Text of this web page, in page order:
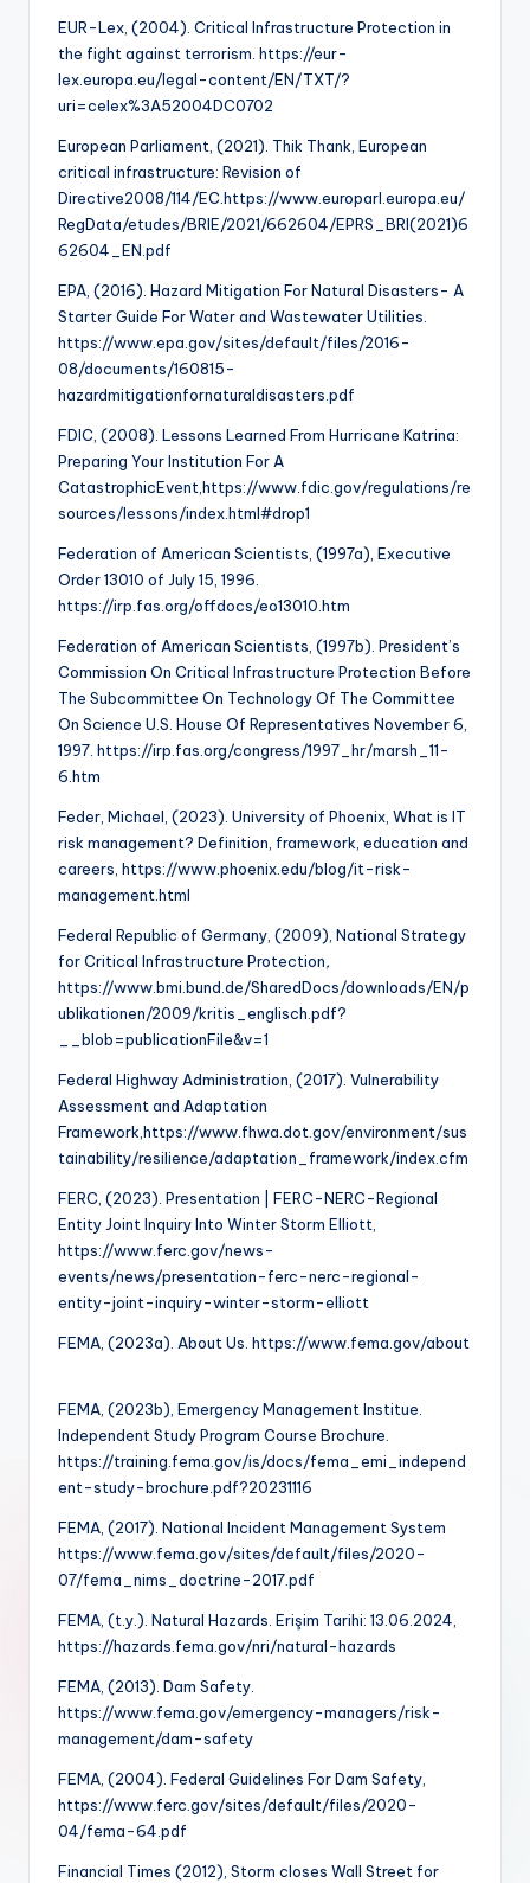
EUR-Lex, (2004). Critical Infrastructure Protection in
the fight against terrorism. https://eur-
lex.europa.eu/legal-content/EN/TXT/?
uri=celex%3A52004DC0702
European Parliament, (2021). Thik Thank, European
critical infrastructure: Revision of
Directive2008/114/EC.https://www.europarl.europa.eu/
RegData/etudes/BRIE/2021/662604/EPRS_BRI(2021)6
62604_EN.pdf
EPA, (2016). Hazard Mitigation For Natural Disasters- A
Starter Guide For Water and Wastewater Utilities.
https://www.epa.gov/sites/default/files/2016-
08/documents/160815-
hazardmitigationfornaturaldisasters.pdf
FDIC, (2008). Lessons Learned From Hurricane Katrina:
Preparing Your Institution For A
CatastrophicEvent,https://www.fdic.gov/regulations/re
sources/lessons/index.html#drop1
Federation of American Scientists, (1997a), Executive
Order 13010 of July 15, 1996.
https://irp.fas.org/offdocs/eo13010.htm
Federation of American Scientists, (1997b). President’s
Commission On Critical Infrastructure Protection Before
The Subcommittee On Technology Of The Committee
On Science U.S. House Of Representatives November 6,
1997. https://irp.fas.org/congress/1997_hr/marsh_11-
6.htm
Feder, Michael, (2023). University of Phoenix, What is IT
risk management? Definition, framework, education and
careers, https://www.phoenix.edu/blog/it-risk-
management.html
Federal Republic of Germany, (2009), National Strategy
for Critical Infrastructure Protection,
https://www.bmi.bund.de/SharedDocs/downloads/EN/p
ublikationen/2009/kritis_englisch.pdf?
__blob=publicationFile&v=1
Federal Highway Administration, (2017). Vulnerability
Assessment and Adaptation
Framework,https://www.fhwa.dot.gov/environment/sus
tainability/resilience/adaptation_framework/index.cfm
FERC, (2023). Presentation | FERC-NERC-Regional
Entity Joint Inquiry Into Winter Storm Elliott,
https://www.ferc.gov/news-
events/news/presentation-ferc-nerc-regional-
entity-joint-inquiry-winter-storm-elliott
FEMA, (2023a). About Us. https://www.fema.gov/about
FEMA, (2023b), Emergency Management Institue.
Independent Study Program Course Brochure.
https://training.fema.gov/is/docs/fema_emi_independ
ent-study-brochure.pdf?20231116
FEMA, (2017). National Incident Management System
https://www.fema.gov/sites/default/files/2020-
07/fema_nims_doctrine-2017.pdf
FEMA, (t.y.). Natural Hazards. Erişim Tarihi: 13.06.2024,
https://hazards.fema.gov/nri/natural-hazards
FEMA, (2013). Dam Safety.
https://www.fema.gov/emergency-managers/risk-
management/dam-safety
FEMA, (2004). Federal Guidelines For Dam Safety,
https://www.ferc.gov/sites/default/files/2020-
04/fema-64.pdf
Financial Times (2012), Storm closes Wall Street for